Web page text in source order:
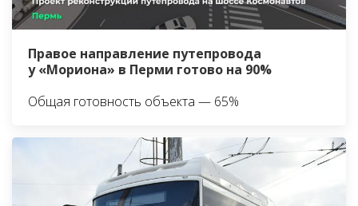
Правое направление путепровода
у «Мориона» в Перми готово на 90%
Общая готовность объекта — 65%